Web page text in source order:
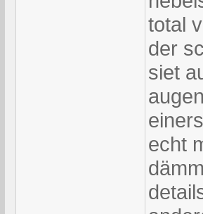
total
der
siet
echt